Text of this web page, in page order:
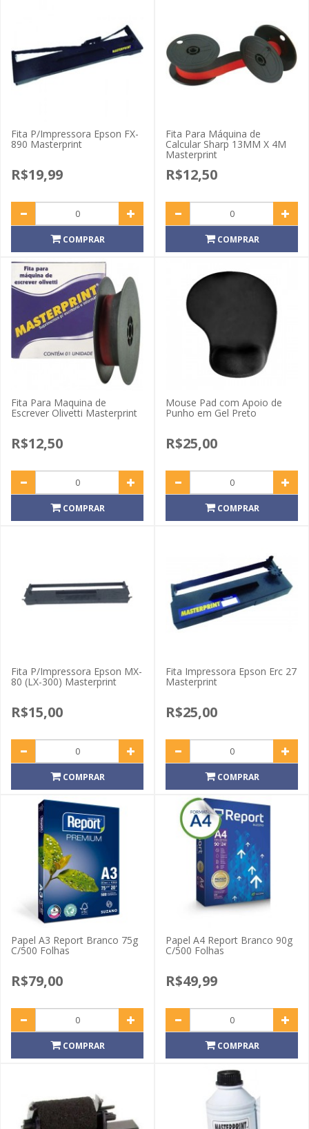
Fita P/Impressora Epson FX-
890 Masterprint
R$19,99
COMPRAR
Fita Para Máquina de
Calcular Sharp 13MM X 4M
Masterprint
R$12,50
COMPRAR
Fita Para Maquina de
Escrever Olivetti Masterprint
R$12,50
COMPRAR
Mouse Pad com Apoio de
Punho em Gel Preto
R$25,00
COMPRAR
Fita P/Impressora Epson MX-
80 (LX-300) Masterprint
R$15,00
COMPRAR
Fita Impressora Epson Erc 27
Masterprint
R$25,00
COMPRAR
Papel A3 Report Branco 75g
C/500 Folhas
R$79,00
COMPRAR
Papel A4 Report Branco 90g
C/500 Folhas
R$49,99
COMPRAR